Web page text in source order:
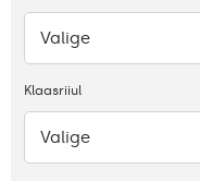
Puudub
Valige
Klaasriiul
Puudus
Valige